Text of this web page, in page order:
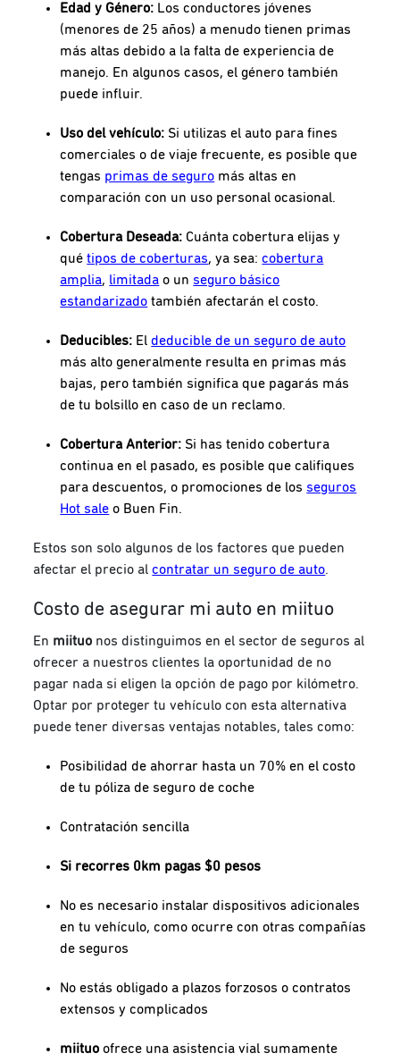
Edad y Género: Los conductores jóvenes
(menores de 25 años) a menudo tienen primas
más altas debido a la falta de experiencia de
manejo. En algunos casos, el género también
puede influir.
Uso del vehículo: Si utilizas el auto para fines
comerciales o de viaje frecuente, es posible que
tengas primas de seguro más altas en
comparación con un uso personal ocasional.
Cobertura Deseada: Cuánta cobertura elijas y
quétipos de coberturas, ya sea:cobertura
amplia, limitada o unseguro básico
estandarizado también afectarán el costo.
Deducibles: Eldeducible de un seguro de auto
más alto generalmente resulta en primas más
bajas, pero también significa que pagarás más
de tu bolsillo en caso de un reclamo.
Cobertura Anterior: Si has tenido cobertura
continua en el pasado, es posible que califiques
para descuentos, o promociones de losseguros
Hot sale o Buen Fin.
Estos son solo algunos de los factores que pueden
afectar el precio alcontratar un seguro de auto.
Costo de asegurar mi auto en miituo
En miituo nos distinguimos en el sector de seguros al
ofrecer a nuestros clientes la oportunidad de no
pagar nada si eligen la opción de pago por kilómetro.
Optar por proteger tu vehículo con esta alternativa
puede tener diversas ventajas notables, tales como:
Posibilidad de ahorrar hasta un 70% en el costo
de tu póliza de seguro de coche
Contratación sencilla
Si recorres 0km pagas $0 pesos
No es necesario instalar dispositivos adicionales
en tu vehículo, como ocurre con otras compañías
de seguros
No estás obligado a plazos forzosos o contratos
extensos y complicados
miituo ofrece una asistencia vial sumamente